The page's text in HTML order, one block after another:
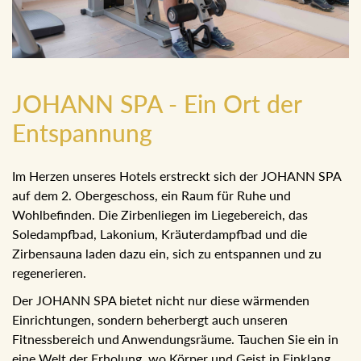
JOHANN SPA - Ein Ort der
Entspannung
Im Herzen unseres Hotels erstreckt sich der JOHANN SPA
auf dem 2. Obergeschoss, ein Raum für Ruhe und
Wohlbefinden. Die Zirbenliegen im Liegebereich, das
Soledampfbad, Lakonium, Kräuterdampfbad und die
Zirbensauna laden dazu ein, sich zu entspannen und zu
regenerieren.
Der JOHANN SPA bietet nicht nur diese wärmenden
Einrichtungen, sondern beherbergt auch unseren
Fitnessbereich und Anwendungsräume. Tauchen Sie ein in
eine Welt der Erholung, wo Körper und Geist in Einklang